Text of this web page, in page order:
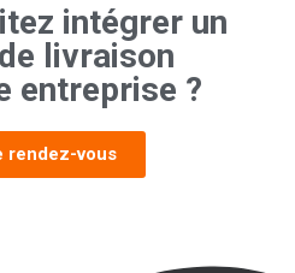
intégrer un
livraison
entreprise ?
rendez-vous